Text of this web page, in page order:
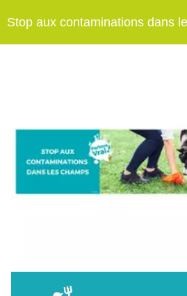
Stop aux contaminations dans